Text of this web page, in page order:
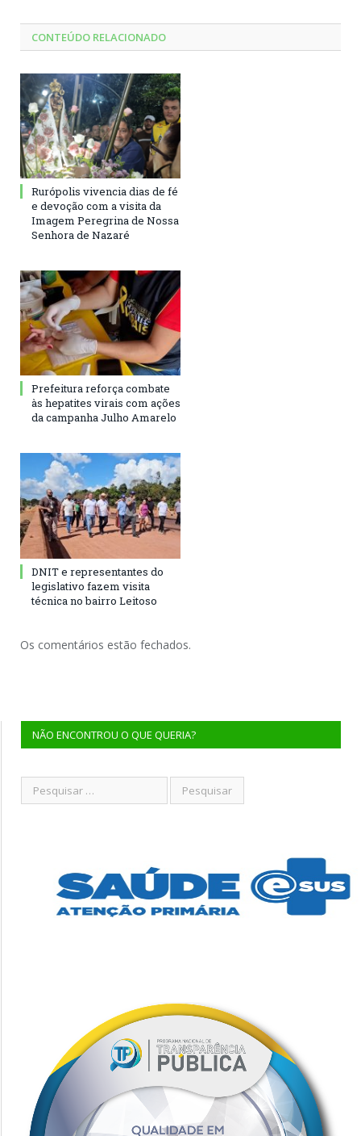
CONTEÚDO RELACIONADO
Rurópolis vivencia dias de fé
e devoção com a visita da
Imagem Peregrina de Nossa
Senhora de Nazaré
Prefeitura reforça combate
às hepatites virais com ações
da campanha Julho Amarelo
DNIT e representantes do
legislativo fazem visita
técnica no bairro Leitoso
Os comentários estão fechados.
NÃO ENCONTROU O QUE QUERIA?